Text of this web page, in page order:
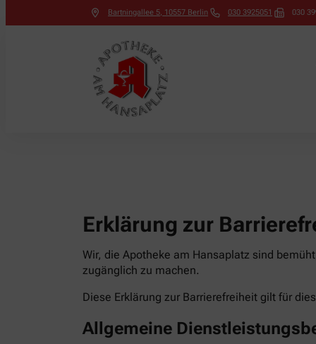
Bartningallee 5, 10557 Berlin 030 3925051 030
Erklärung zur
Wir, die Apotheke am Hansaplatz sind
zugänglich zu machen.
Diese Erklärung zur Barrierefreiheit gilt für
Allgemeine